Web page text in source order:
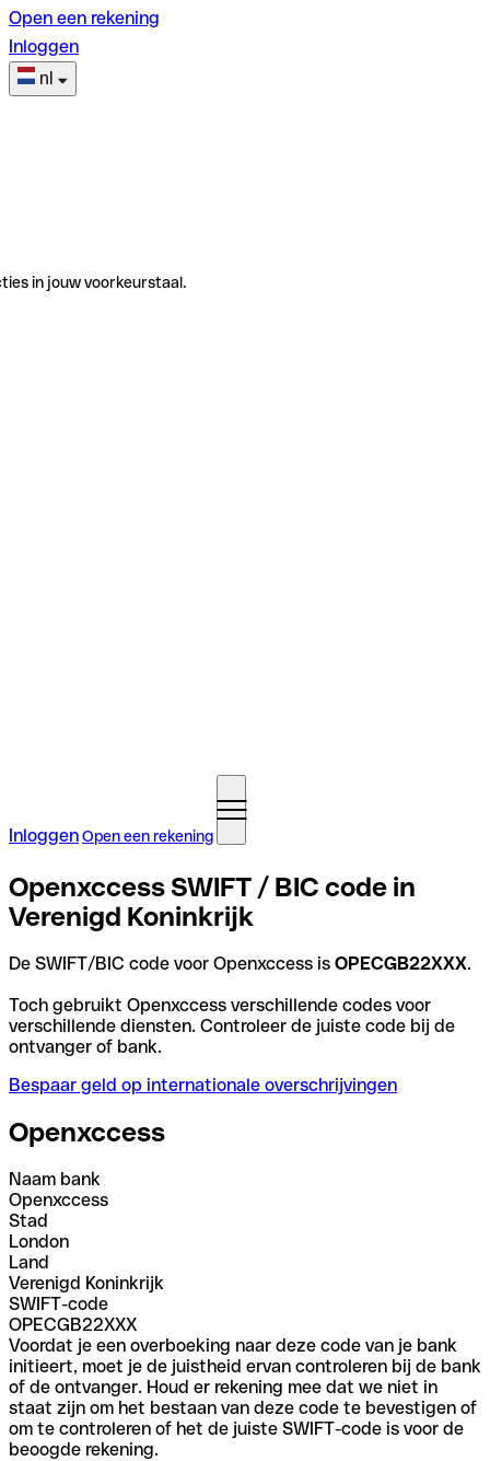
Open een rekening
Inloggen
nl
in jouw voorkeurstaal.
InloggenOpen een rekening
Openxccess SWIFT / BIC code in
Verenigd Koninkrijk
De SWIFT/BIC code voor Openxccess is OPECGB22XXX.
Toch gebruikt Openxccess verschillende codes voor
verschillende diensten. Controleer de juiste code bij de
ontvanger of bank.
Bespaar geld op internationale overschrijvingen
Openxccess
Naam bank
Openxccess
Stad
London
Land
Verenigd Koninkrijk
SWIFT-code
OPECGB22XXX
Voordat je een overboeking naar deze code van je bank
initieert, moet je de juistheid ervan controleren bij de bank
of de ontvanger. Houd er rekening mee dat we niet in
staat zijn om het bestaan van deze code te bevestigen of
om te controleren of het de juiste SWIFT-code is voor de
beoogde rekening.